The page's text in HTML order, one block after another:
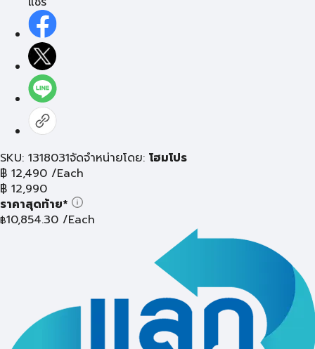
SKU: 1318031จัดจำหน่ายโดย: โฮมโปร
฿ 12,490 /Each
฿ 12,990
ราคาสุดท้าย*
฿10,854.30 /Each